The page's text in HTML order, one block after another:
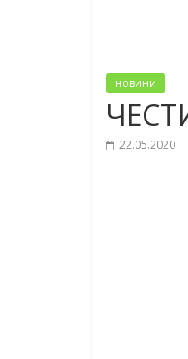
новини
22.05.2020